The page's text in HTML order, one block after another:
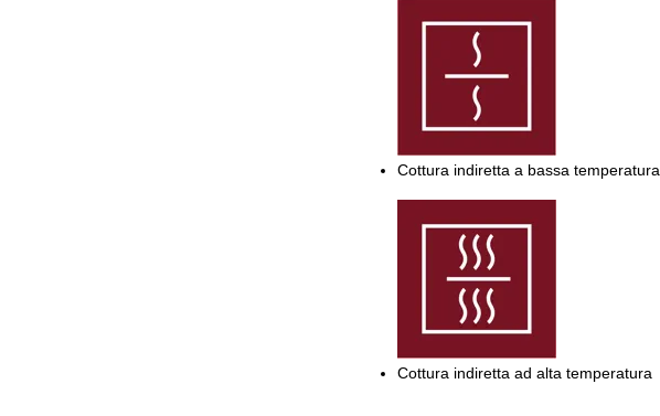
Cottura indiretta a bassa temperatura
Cottura indiretta ad alta temperatura